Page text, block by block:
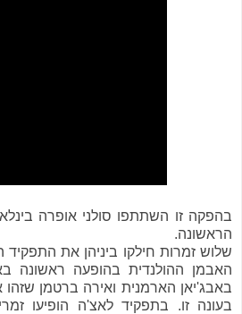
בהפקה זו השתתפו סולני אופרה
הראשונה.
שלוש זמרות חילקו ביניהן את
האבמן ההולנדית בהופעה ראשונה
באבג'יאן הארמנית ואירה ברטמן
בעונה זו. בתפקיד לאצ'ה הופיעו